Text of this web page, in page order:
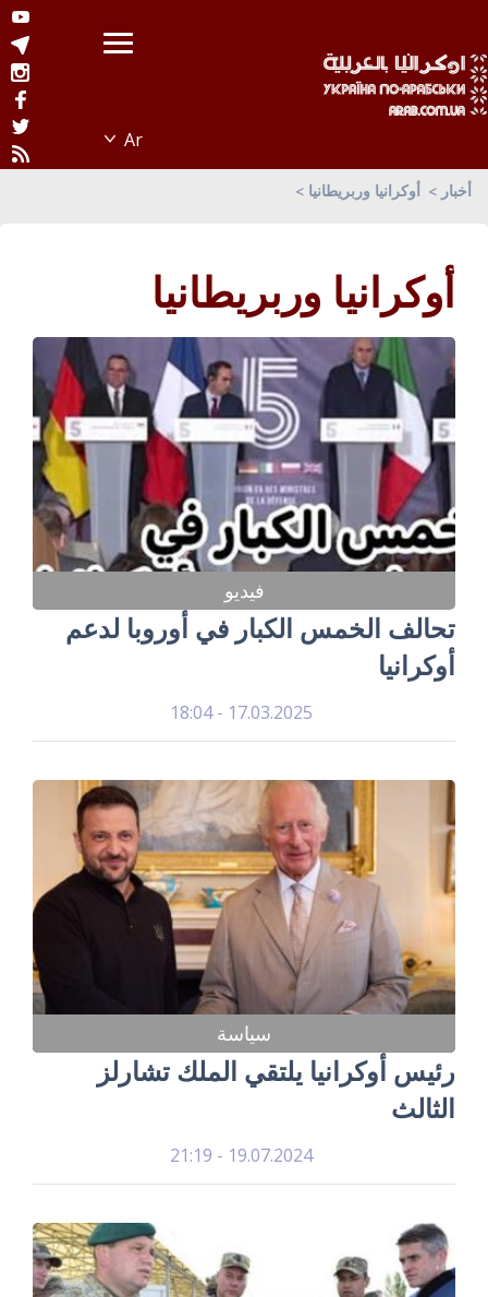
أخبار أوكرانيا وربريطانيا
أوكرانيا وربريطانيا
فيديو
تحالف الخمس الكبار في أوروبا لدعم
أوكرانيا
17.03.2025 - 18:04
سياسة
رئيس أوكرانيا يلتقي الملك تشارلز
الثالث
19.07.2024 - 21:19